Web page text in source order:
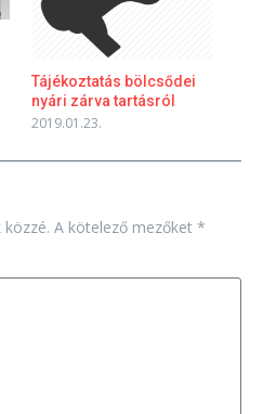
Tájékoztatás bölcsődei
nyári zárva tartásról
2019.01.23.
A kötelező mezőket *